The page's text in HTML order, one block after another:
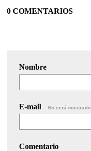
0 COMENTARIOS
Nombre
E-mail No será mostrado.
Comentario